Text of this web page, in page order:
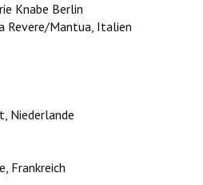
Knabe Berlin
Revere/Mantua, Italien
Niederlande
Frankreich